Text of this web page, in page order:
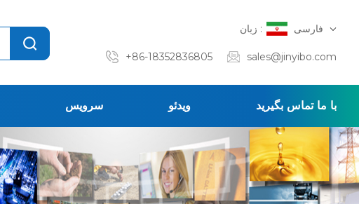
زبان : فارسی
+86-18352836805 sales@jinyibo.com
سرویس ویدئو با ما تماس بگیرید